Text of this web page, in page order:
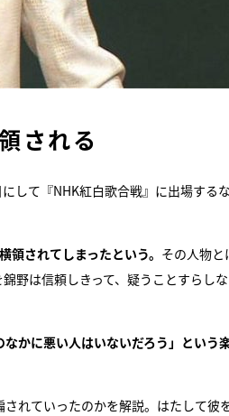
される
して『NHK紅白歌合戦』に出場する
されてしまったという。 その人物と
野は信頼しきって、疑うことすらし
なかに悪い人はいないだろう」という
れていったのかを解説。はたして彼